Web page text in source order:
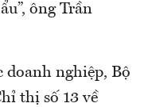
ông Trần
doanh nghiệp, Bộ
thị số 13 về